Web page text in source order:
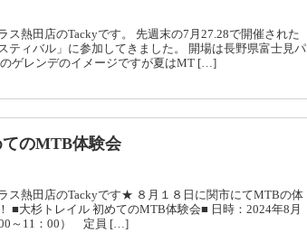
ス熱田店のTackyです。 先週末の7月27.28で開催された
ティバル」に参加してきました。 開場は長野県富士見パ
ゲレンデのイメージですが夏はMT […]
のMTB体験会
ス熱田店のTackyです★ ８月１８日に関市にてMTBの体
■大杉トレイル 初めてのMTB体験会■ 日時：2024年8月
00～11：00） 定員 […]